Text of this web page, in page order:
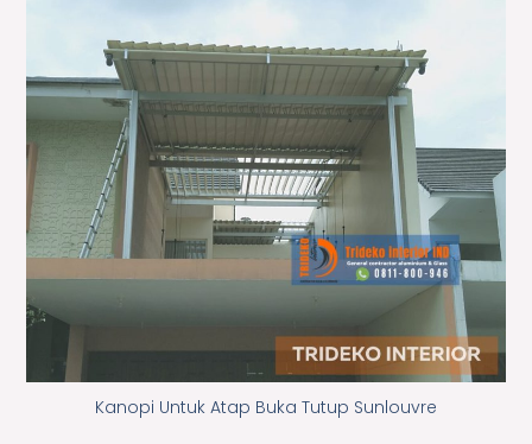
Kanopi Untuk Atap Buka Tutup Sunlouvre